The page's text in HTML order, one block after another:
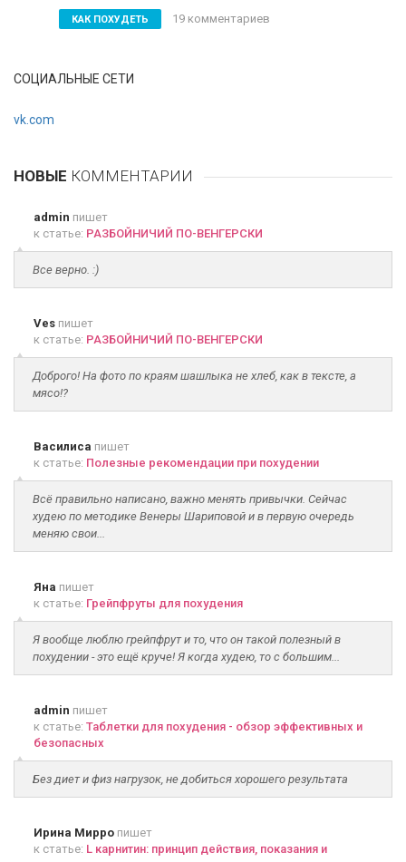
КАК ПОХУДЕТЬ 19 комментариев
СОЦИАЛЬНЫЕ СЕТИ
vk.com
НОВЫЕ КОММЕНТАРИИ
admin пишет
к статье: РАЗБОЙНИЧИЙ ПО-ВЕНГЕРСКИ
Все верно. :)
Ves пишет
к статье: РАЗБОЙНИЧИЙ ПО-ВЕНГЕРСКИ
Доброго! На фото по краям шашлыка не хлеб, как в тексте, а
мясо!?
Василиса пишет
к статье: Полезные рекомендации при похудении
Всё правильно написано, важно менять привычки. Сейчас
худею по методике Венеры Шариповой и в первую очередь
меняю свои...
Яна пишет
к статье: Грейпфруты для похудения
Я вообще люблю грейпфрут и то, что он такой полезный в
похудении - это ещё круче! Я когда худею, то с большим...
admin пишет
к статье: Таблетки для похудения - обзор эффективных и
безопасных
Без диет и физ нагрузок, не добиться хорошего результата
Ирина Мирро пишет
к статье: L карнитин: принцип действия, показания и